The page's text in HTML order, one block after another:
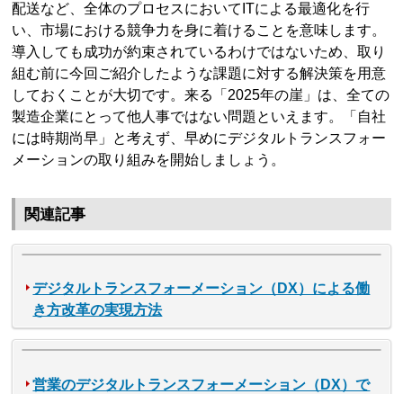
配送など、全体のプロセスにおいてITによる最適化を行
い、市場における競争力を身に着けることを意味します。
導入しても成功が約束されているわけではないため、取り
組む前に今回ご紹介したような課題に対する解決策を用意
しておくことが大切です。来る「2025年の崖」は、全ての
製造企業にとって他人事ではない問題といえます。「自社
には時期尚早」と考えず、早めにデジタルトランスフォー
メーションの取り組みを開始しましょう。
関連記事
デジタルトランスフォーメーション（DX）による働
き方改革の実現方法
営業のデジタルトランスフォーメーション（DX）で